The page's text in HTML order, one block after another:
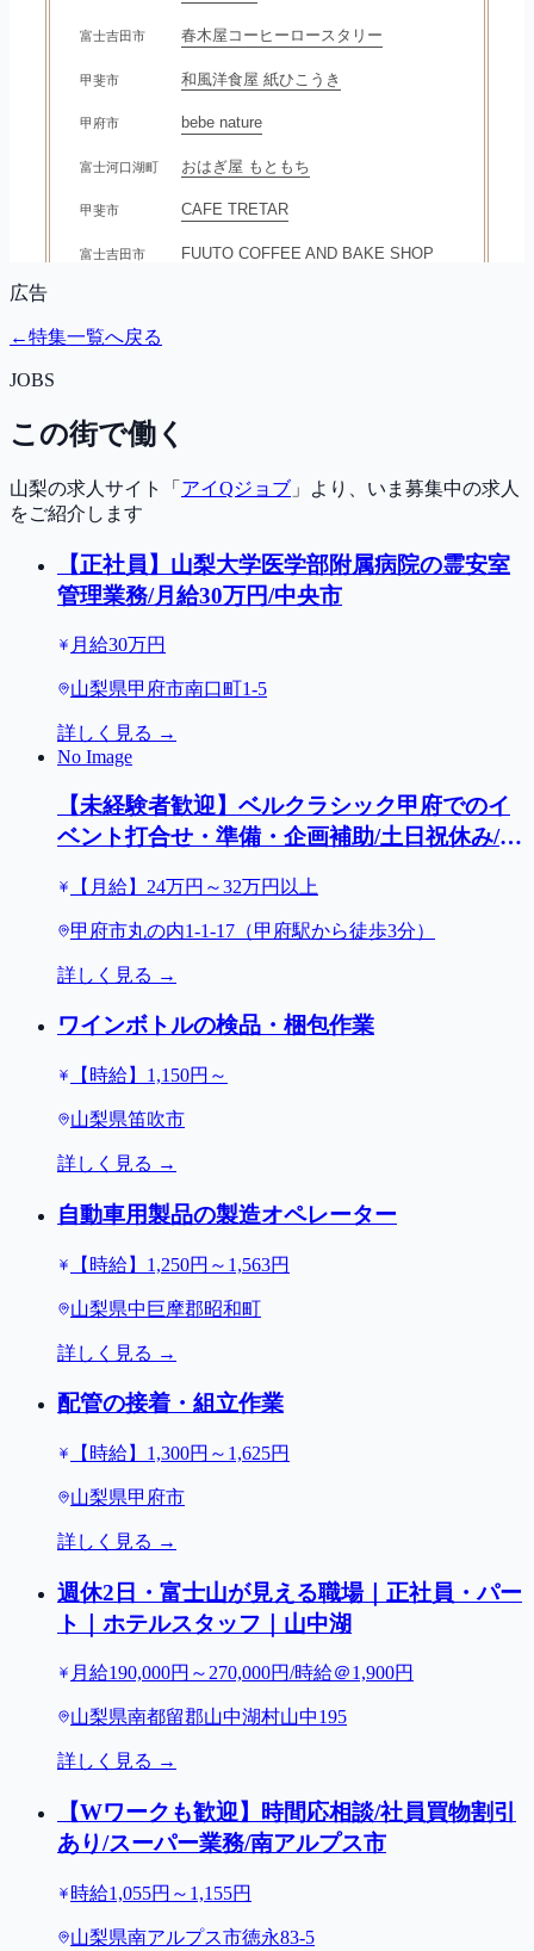
広告
←特集一覧へ戻る
JOBS
この街で働く
山梨の求人サイト「 アイQジョブ 」より、いま募集中の求人
をご紹介します
【正社員】山梨大学医学部附属病院の霊安室
管理業務/月給30万円/中央市
月給30万円
山梨県甲府市南口町1-5
詳しく見る →
No Image
【未経験者歓迎】ベルクラシック甲府でのイ
ベント打合せ・準備・企画補助/土日祝休み/甲
【月給】24万円～32万円以上
甲府市丸の内1-1-17（甲府駅から徒歩3分）
詳しく見る →
ワインボトルの検品・梱包作業
【時給】1,150円～
山梨県笛吹市
詳しく見る →
自動車用製品の製造オペレーター
【時給】1,250円～1,563円
山梨県中巨摩郡昭和町
詳しく見る →
配管の接着・組立作業
【時給】1,300円～1,625円
山梨県甲府市
詳しく見る →
週休2日・富士山が見える職場｜正社員・パー
ト｜ホテルスタッフ｜山中湖
月給190,000円～270,000円/時給＠1,900円
山梨県南都留郡山中湖村山中195
詳しく見る →
【Wワークも歓迎】時間応相談/社員買物割引
あり/スーパー業務/南アルプス市
時給1,055円～1,155円
山梨県南アルプス市徳永83-5